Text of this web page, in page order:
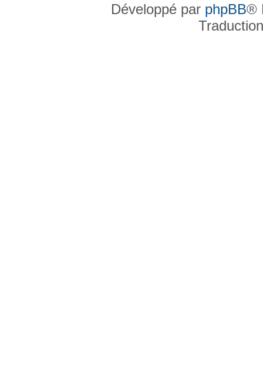
Développé par phpBB®